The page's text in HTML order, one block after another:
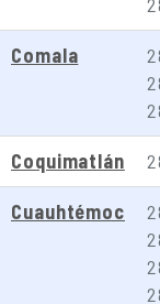
Comala
Coquimatlán
Cuauhtémoc